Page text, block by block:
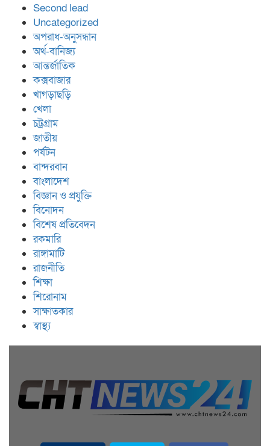
Second lead
Uncategorized
অপরাধ-অনুসন্ধান
অর্থ-বানিজ্য
আন্তর্জাতিক
কক্সবাজার
খাগড়াছড়ি
খেলা
চট্রগ্রাম
জাতীয়
পর্যটন
বান্দরবান
বাংলাদেশ
বিজ্ঞান ও প্রযুক্তি
বিনোদন
বিশেষ প্রতিবেদন
রকমারি
রাঙ্গামাটি
রাজনীতি
শিক্ষা
শিরোনাম
সাক্ষাতকার
স্বাস্থ্য